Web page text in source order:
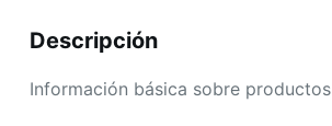
Descripción
Información básica sobre productos